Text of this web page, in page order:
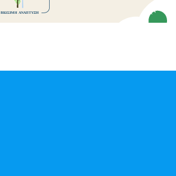
ΒΙΩΣΙΜΗ ΑΝΑΠΤΥΞΗ